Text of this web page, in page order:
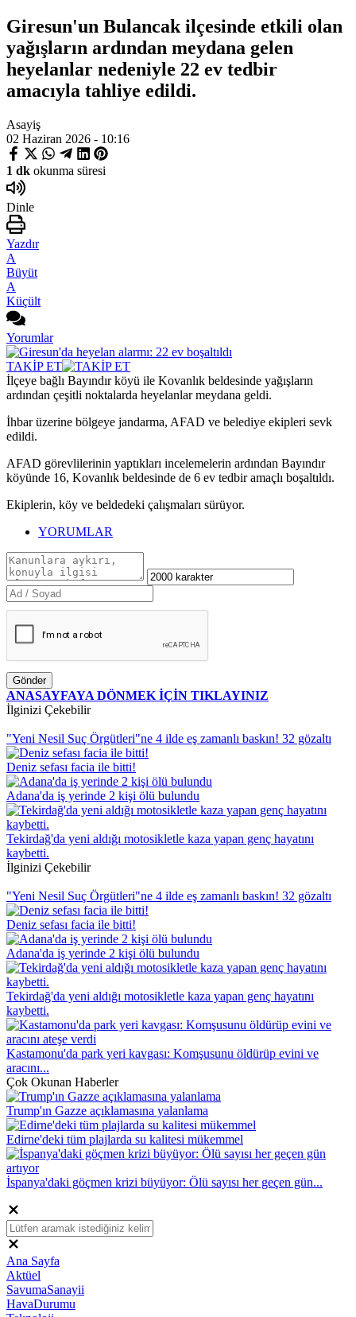
Giresun'un Bulancak ilçesinde etkili olan
yağışların ardından meydana gelen
heyelanlar nedeniyle 22 ev tedbir
amacıyla tahliye edildi.
Asayiş
02 Haziran 2026 - 10:16
1 dk okunma süresi
Dinle
Yazdır
A
Büyüt
A
Küçült
Yorumlar
TAKİP ET
İlçeye bağlı Bayındır köyü ile Kovanlık beldesinde yağışların
ardından çeşitli noktalarda heyelanlar meydana geldi.
İhbar üzerine bölgeye jandarma, AFAD ve belediye ekipleri sevk
edildi.
AFAD görevlilerinin yaptıkları incelemelerin ardından Bayındır
köyünde 16, Kovanlık beldesinde de 6 ev tedbir amaçlı boşaltıldı.
Ekiplerin, köy ve beldedeki çalışmaları sürüyor.
YORUMLAR
Gönder
ANASAYFAYA DÖNMEK İÇİN TIKLAYINIZ
İlginizi Çekebilir
"Yeni Nesil Suç Örgütleri"ne 4 ilde eş zamanlı baskın! 32 gözaltı
Deniz sefası facia ile bitti!
Adana'da iş yerinde 2 kişi ölü bulundu
Tekirdağ'da yeni aldığı motosikletle kaza yapan genç hayatını
kaybetti.
İlginizi Çekebilir
"Yeni Nesil Suç Örgütleri"ne 4 ilde eş zamanlı baskın! 32 gözaltı
Deniz sefası facia ile bitti!
Adana'da iş yerinde 2 kişi ölü bulundu
Tekirdağ'da yeni aldığı motosikletle kaza yapan genç hayatını
kaybetti.
Kastamonu'da park yeri kavgası: Komşusunu öldürüp evini ve
aracını...
Çok Okunan Haberler
Trump'ın Gazze açıklamasına yalanlama
Edirne'deki tüm plajlarda su kalitesi mükemmel
İspanya'daki göçmen krizi büyüyor: Ölü sayısı her geçen gün...
Ana Sayfa
Aktüel
SavumaSanayii
HavaDurumu